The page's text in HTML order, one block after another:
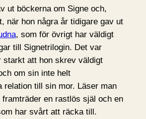
ut böckerna om Signe och,
när hon några år tidigare gav ut
, som för övrigt har väldigt
till Signetrilogin. Det var
starkt att hon skrev väldigt
om sin inte helt
relation till sin mor. Läser man
framträder en rastlös själ och en
har svårt att räcka till.